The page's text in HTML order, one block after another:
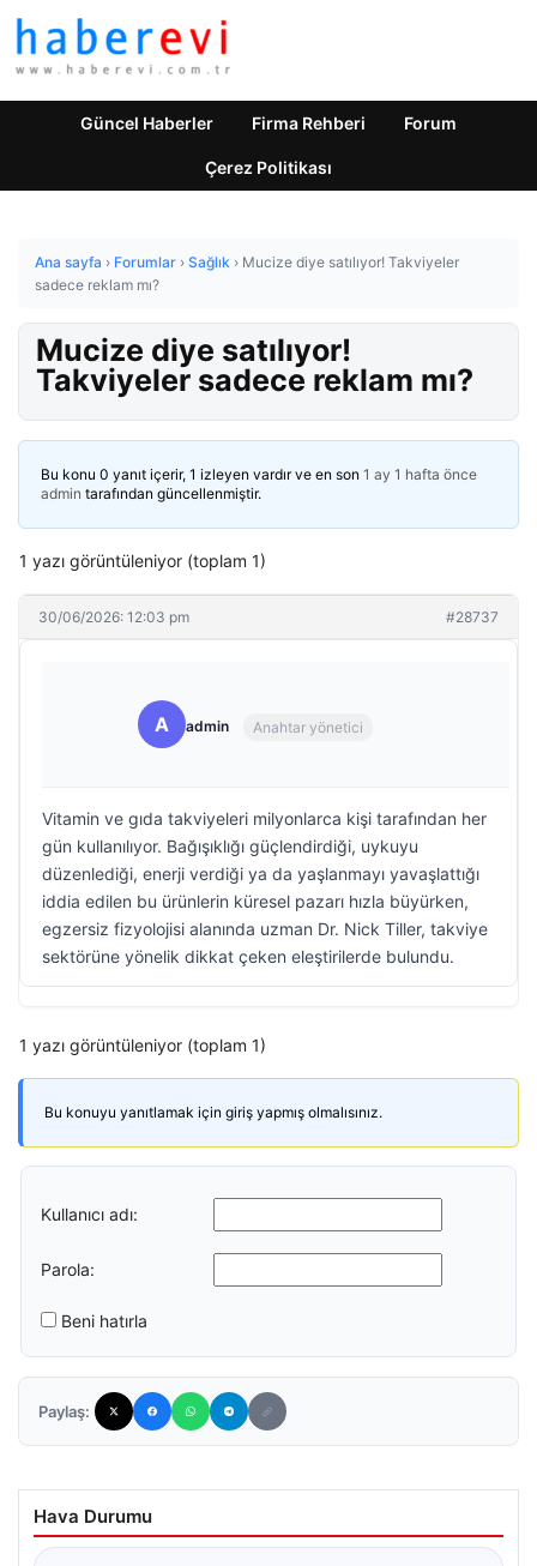
Güncel Haberler Firma Rehberi Forum
Çerez Politikası
Ana sayfa › Forumlar › Sağlık › Mucize diye satılıyor! Takviyeler
sadece reklam mı?
Mucize diye satılıyor!
Takviyeler sadece reklam mı?
Bu konu 0 yanıt içerir, 1 izleyen vardır ve en son 1 ay 1 hafta önce
admin tarafından güncellenmiştir.
1 yazı görüntüleniyor (toplam 1)
30/06/2026: 12:03 pm #28737
A admin Anahtar yönetici
Vitamin ve gıda takviyeleri milyonlarca kişi tarafından her
gün kullanılıyor. Bağışıklığı güçlendirdiği, uykuyu
düzenlediği, enerji verdiği ya da yaşlanmayı yavaşlattığı
iddia edilen bu ürünlerin küresel pazarı hızla büyürken,
egzersiz fizyolojisi alanında uzman Dr. Nick Tiller, takviye
sektörüne yönelik dikkat çeken eleştirilerde bulundu.
1 yazı görüntüleniyor (toplam 1)
Bu konuyu yanıtlamak için giriş yapmış olmalısınız.
Kullanıcı adı:
Parola:
Beni hatırla
Paylaş:
Hava Durumu